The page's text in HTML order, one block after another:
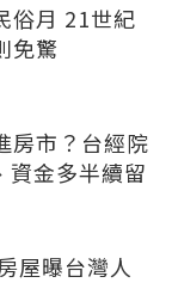
俗月 21世紀
免驚
房市？台經院
資金多半續留
屋曝台灣人